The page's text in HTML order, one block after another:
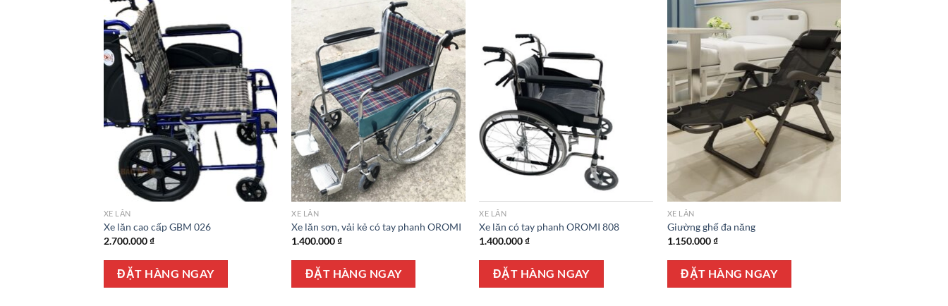
XE LĂN
Xe lăn cao cấp GBM 026
2.700.000₫
ĐẶT HÀNG NGAY
XE LĂN
Xe lăn sơn, vải kẻ có tay phanh OROMI
1.400.000₫
ĐẶT HÀNG NGAY
XE LĂN
Xe lăn có tay phanh OROMI 808
1.400.000₫
ĐẶT HÀNG NGAY
XE LĂN
Giường ghế đa năng
1.150.000₫
ĐẶT HÀNG NGAY